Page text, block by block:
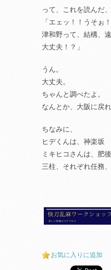
って、これを読んだ
「エェッ！！うそぉ
津和野って、結構、遠
大丈夫！？」
うん。
大丈夫。
ちゃんと調べたよ。
なんとか、大阪に戻れ
ちなみに、
ヒデくんは、神楽坂
ミキヒコさんは、肥
三柱、それぞれ任務
お気に入りに追加